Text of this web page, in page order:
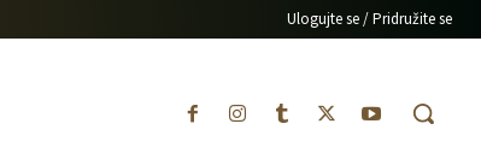
Ulogujte se / Pridružite se